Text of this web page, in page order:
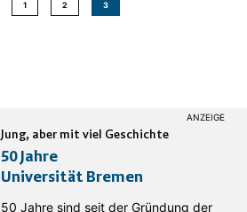
1 2 3
Jung, aber mit viel Geschichte
50 Jahre
Universität Bremen
50 Jahre sind seit der Gründung der